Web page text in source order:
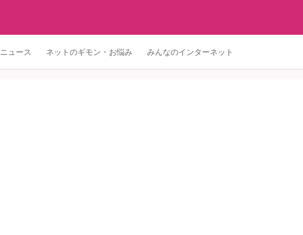
ニュース ネットのギモン・お悩み みんなのインターネット